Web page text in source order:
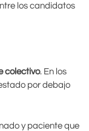
los candidatos
colectivo. En los
por debajo
y paciente que